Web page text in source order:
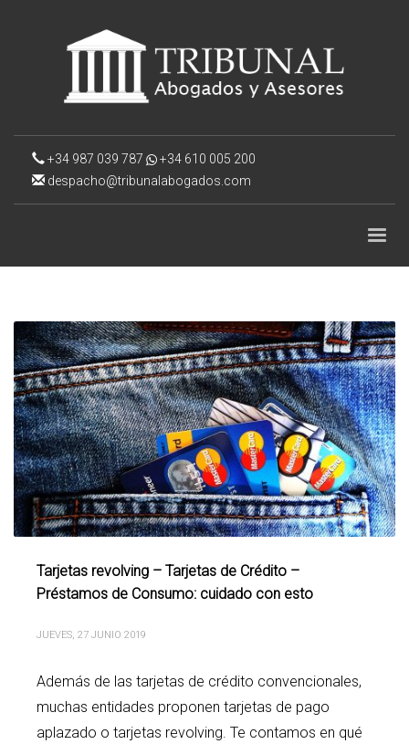
+34 987 039 787
+34 610 005 200
despacho@tribunalabogados.com
Tarjetas revolving – Tarjetas de Crédito –
Préstamos de Consumo: cuidado con esto
JUEVES, 27 JUNIO 2019
Además de las tarjetas de crédito convencionales,
muchas entidades proponen tarjetas de pago
aplazado o tarjetas revolving. Te contamos en qué